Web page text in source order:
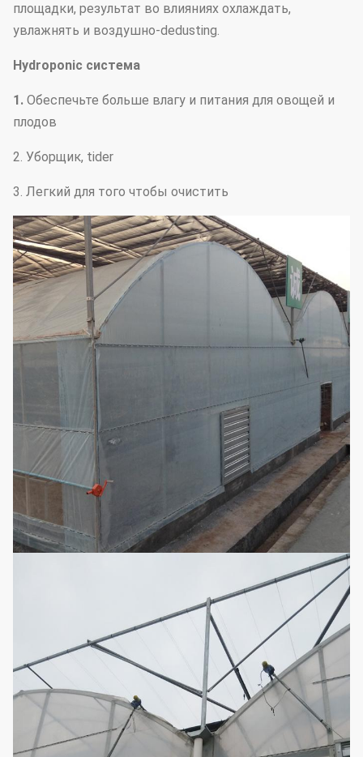
площадки, результат во влияниях охлаждать,
увлажнять и воздушно-dedusting.
Hydroponic система
1. Обеспечьте больше влагу и питания для овощей и
плодов
2. Уборщик, tider
3. Легкий для того чтобы очистить